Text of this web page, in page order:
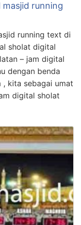
running
running text di
sholat digital
– jam digital
dengan benda
kita sebagai umat
digital sholat